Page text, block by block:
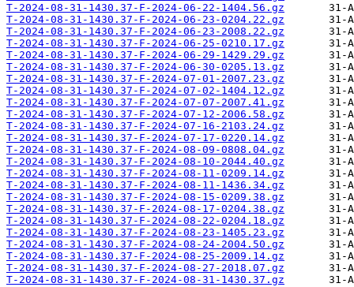
T-2024-08-31-1430.37-F-2024-06-22-1404.56.gz
T-2024-08-31-1430.37-F-2024-06-23-0204.22.gz
T-2024-08-31-1430.37-F-2024-06-23-2008.22.gz
T-2024-08-31-1430.37-F-2024-06-25-0210.17.gz
T-2024-08-31-1430.37-F-2024-06-29-1429.29.gz
T-2024-08-31-1430.37-F-2024-06-30-0205.13.gz
T-2024-08-31-1430.37-F-2024-07-01-2007.23.gz
T-2024-08-31-1430.37-F-2024-07-02-1404.12.gz
T-2024-08-31-1430.37-F-2024-07-07-2007.41.gz
T-2024-08-31-1430.37-F-2024-07-12-2006.58.gz
T-2024-08-31-1430.37-F-2024-07-16-2103.24.gz
T-2024-08-31-1430.37-F-2024-07-17-0220.14.gz
T-2024-08-31-1430.37-F-2024-08-09-0808.04.gz
T-2024-08-31-1430.37-F-2024-08-10-2044.40.gz
T-2024-08-31-1430.37-F-2024-08-11-0209.14.gz
T-2024-08-31-1430.37-F-2024-08-11-1436.34.gz
T-2024-08-31-1430.37-F-2024-08-15-0209.38.gz
T-2024-08-31-1430.37-F-2024-08-17-0204.38.gz
T-2024-08-31-1430.37-F-2024-08-22-0204.18.gz
T-2024-08-31-1430.37-F-2024-08-23-1405.23.gz
T-2024-08-31-1430.37-F-2024-08-24-2004.50.gz
T-2024-08-31-1430.37-F-2024-08-25-2009.14.gz
T-2024-08-31-1430.37-F-2024-08-27-2018.07.gz
T-2024-08-31-1430.37-F-2024-08-31-1430.37.gz